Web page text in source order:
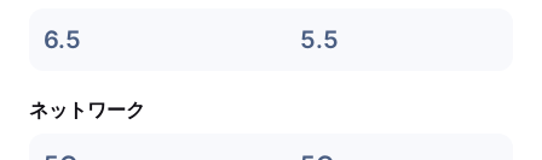
6.5 5.5
ネットワーク